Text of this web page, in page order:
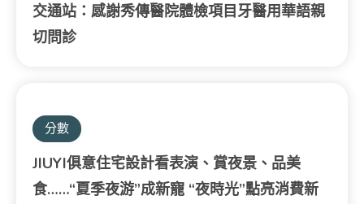
交通站：感謝秀傳醫院體檢項目牙醫用華語親
切問診
分數
JIUYI俱意住宅設計看表演、賞夜景、品美
食……“夏季夜游”成新寵 “夜時光”點亮消費新